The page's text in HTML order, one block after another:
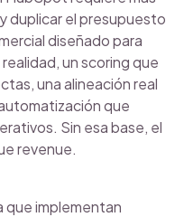
duplicar el presupuesto
diseñado para
un scoring que
una alineación real
que
Sin esa base, el
revenue.
que implementan